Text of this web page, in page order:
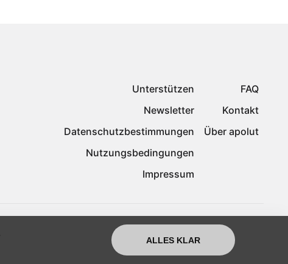
Unterstützen
Newsletter
Datenschutzbestimmungen
Nutzungsbedingungen
Impressum
FAQ
Kontakt
Über apolut
ALLES KLAR